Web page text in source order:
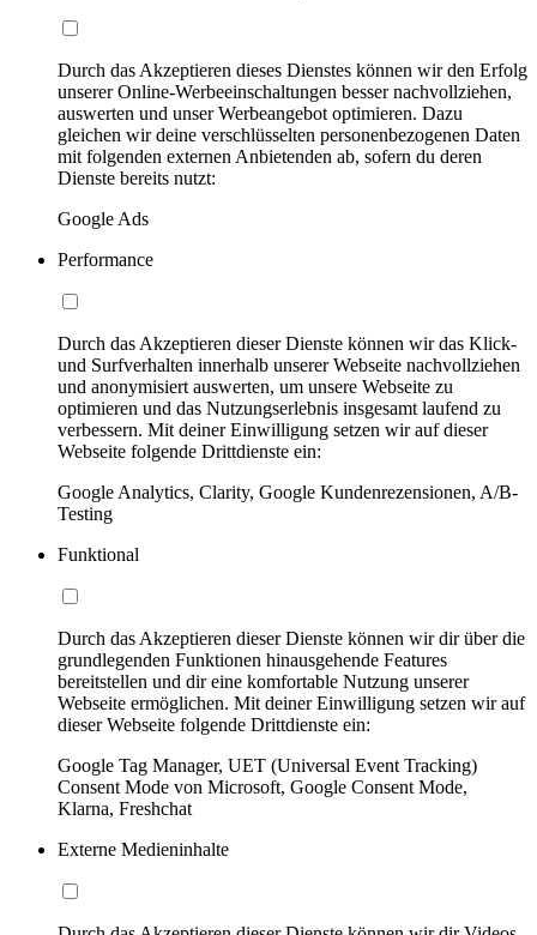
Durch das Akzeptieren dieses Dienstes können wir den Erfolg
unserer Online-Werbeeinschaltungen besser nachvollziehen,
auswerten und unser Werbeangebot optimieren. Dazu
gleichen wir deine verschlüsselten personenbezogenen Daten
mit folgenden externen Anbietenden ab, sofern du deren
Dienste bereits nutzt:
Google Ads
Performance
Durch das Akzeptieren dieser Dienste können wir das Klick-
und Surfverhalten innerhalb unserer Webseite nachvollziehen
und anonymisiert auswerten, um unsere Webseite zu
optimieren und das Nutzungserlebnis insgesamt laufend zu
verbessern. Mit deiner Einwilligung setzen wir auf dieser
Webseite folgende Drittdienste ein:
Google Analytics, Clarity, Google Kundenrezensionen, A/B-
Testing
Funktional
Durch das Akzeptieren dieser Dienste können wir dir über die
grundlegenden Funktionen hinausgehende Features
bereitstellen und dir eine komfortable Nutzung unserer
Webseite ermöglichen. Mit deiner Einwilligung setzen wir auf
dieser Webseite folgende Drittdienste ein:
Google Tag Manager, UET (Universal Event Tracking)
Consent Mode von Microsoft, Google Consent Mode,
Klarna, Freshchat
Externe Medieninhalte